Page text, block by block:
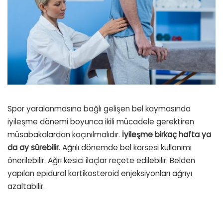
Spor yaralanmasına bağlı gelişen bel kaymasında
iyileşme dönemi boyunca ikili mücadele gerektiren
müsabakalardan kaçınılmalıdır. İyileşme birkaç hafta ya
da ay sürebilir. Ağrılı dönemde bel korsesi kullanımı
önerilebilir. Ağrı kesici ilaçlar reçete edilebilir. Belden
yapılan epidural kortikosteroid enjeksiyonları ağrıyı
azaltabilir.